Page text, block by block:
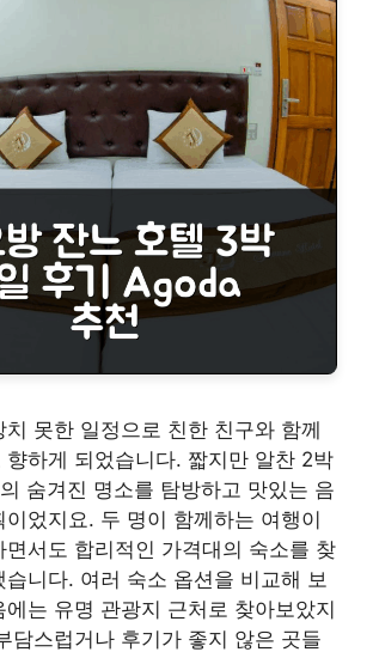
치 못한 일정으로 친한 친구와 함께
향하게 되었습니다. 짧지만 알찬 2박
숨겨진 명소를 탐방하고 맛있는 음
이었지요. 두 명이 함께하는 여행이
면서도 합리적인 가격대의 숙소를 찾
습니다. 여러 숙소 옵션을 비교해 보
에는 유명 관광지 근처로 찾아보았지
담스럽거나 후기가 좋지 않은 곳들